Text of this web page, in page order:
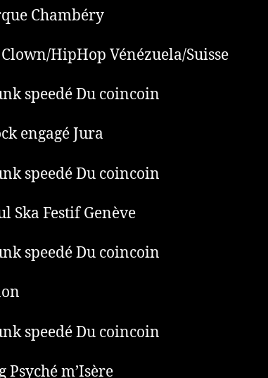
Chambéry
Clown/HipHop Vénézuela/Suisse
speedé Du coincoin
engagé Jura
speedé Du coincoin
Ska Festif Genève
speedé Du coincoin
speedé Du coincoin
Psyché m’Isère